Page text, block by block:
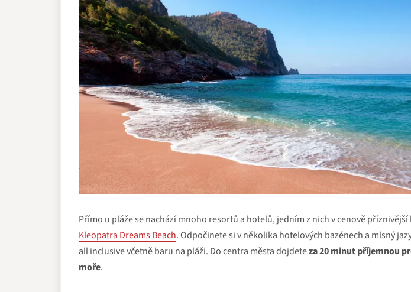
Přímo u pláže se nachází mnoho resortů a hotelů, jedním z nich v cenově
Kleopatra Dreams Beach. Odpočinete si v několika hotelových bazénech a mlsný
all inclusive včetně baru na pláži. Do centra města dojdeteza 20 minut příjemnou
moře.